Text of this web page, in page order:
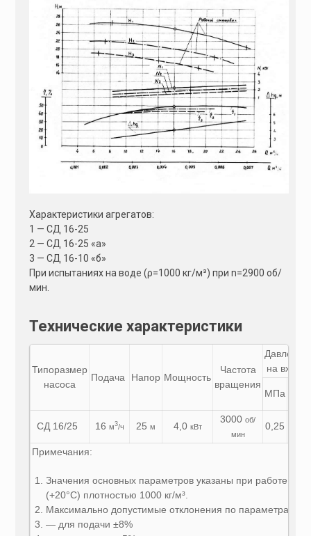
Характеристики агрегатов:
1 — СД 16-25
2 — СД 16-25 «а»
3 — СД 16-10 «б»
При испытаниях на воде (ρ=1000 кг/м³) при n=2900 об/
мин.
Технические характеристики
Типоразмер
насоса
Подача Напор Мощность
Частота
вращения
Давление
на входе
МПа
СД 16/25 16 м3/ч 25м 4,0 кВт
3000об/
мин
0,25
Примечания:
Значения основных параметров указаны при работе
(+20°С) плотностью 1000 кг/м³.
Максимально допустимые отклонения по параметрам в
— для подачи ±8%